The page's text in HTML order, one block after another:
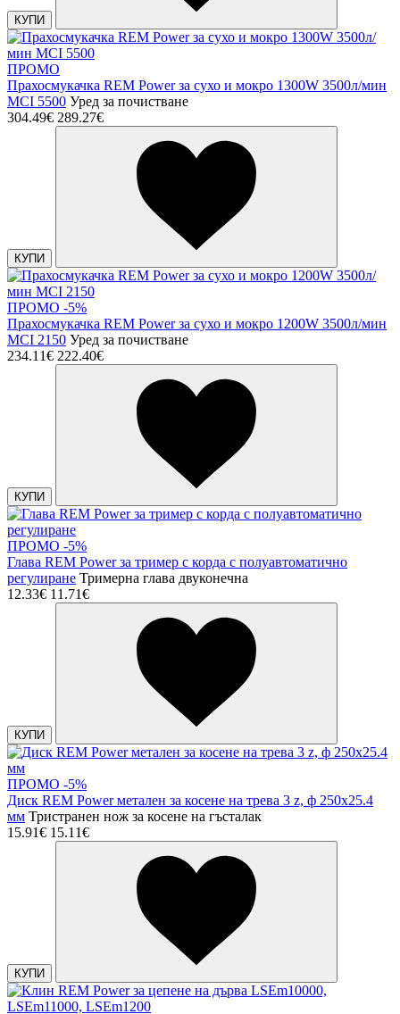
КУПИ
ПРОМО
Прахосмукачка REM Power за сухо и мокро 1300W 3500л/мин
MCI 5500 Уред за почистване
304.49€ 289.27€
КУПИ
ПРОМО -5%
Прахосмукачка REM Power за сухо и мокро 1200W 3500л/мин
MCI 2150 Уред за почистване
234.11€ 222.40€
КУПИ
ПРОМО -5%
Глава REM Power за тример с корда с полуавтоматично
регулиране Тримерна глава двуконечна
12.33€ 11.71€
КУПИ
ПРОМО -5%
Диск REM Power метален за косене на трева 3 z, ф 250x25.4
мм Тристранен нож за косене на гъсталак
15.91€ 15.11€
КУПИ